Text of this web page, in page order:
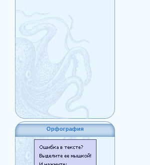
Орфография